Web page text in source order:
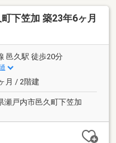
下笠加 築23年6ヶ月
邑久駅 徒歩20分
月 / 2階建
瀬戸内市邑久町下笠加